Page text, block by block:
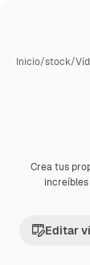
Inicio/stock/
Premium
Crea tus
Editar